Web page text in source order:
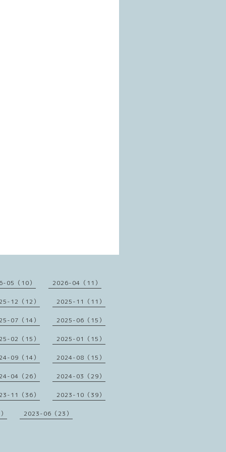
05（10） 2026-04（11）
12（12） 2025-11（11）
07（14） 2025-06（15）
02（15） 2025-01（15）
09（14） 2024-08（15）
04（26） 2024-03（29）
11（36） 2023-10（39）
2023-06（23）